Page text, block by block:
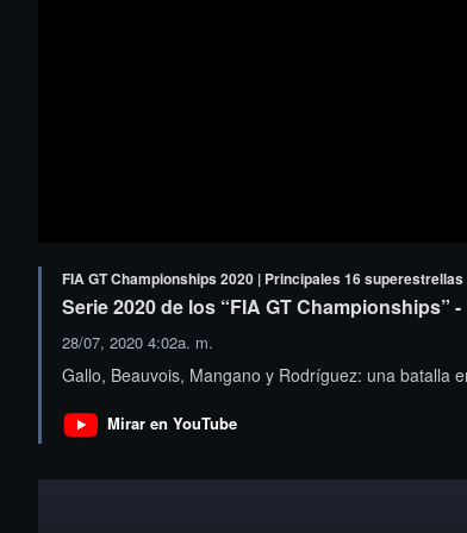
FIA GT Championships 2020 | Principales 16 superestrellas
Serie 2020 de los “FIA GT Championships”
28/07, 2020 4:02a. m.
Gallo, Beauvois, Mangano y Rodríguez: una batalla
Mirar en YouTube